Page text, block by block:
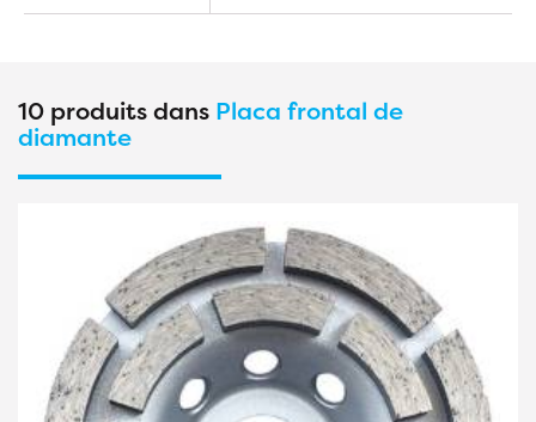
10 produits dans Placa frontal de
diamante